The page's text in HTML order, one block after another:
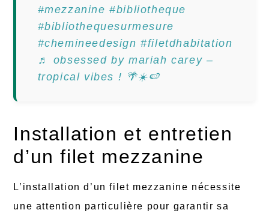
#mezzanine #bibliotheque
#bibliothequesurmesure
#chemineedesign #filetdhabitation
♬ obsessed by mariah carey –
tropical vibes ! 🌴☀️🍉
Installation et entretien
d’un filet mezzanine
L’installation d’un filet mezzanine nécessite
une attention particulière pour garantir sa